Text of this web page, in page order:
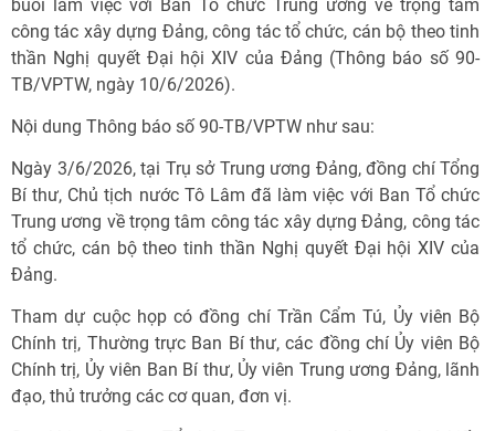
buổi làm việc với Ban Tổ chức Trung ương về trọng tâm
công tác xây dựng Đảng, công tác tổ chức, cán bộ theo tinh
thần Nghị quyết Đại hội XIV của Đảng (Thông báo số 90-
TB/VPTW, ngày 10/6/2026).
Nội dung Thông báo số 90-TB/VPTW như sau:
Ngày 3/6/2026, tại Trụ sở Trung ương Đảng, đồng chí Tổng
Bí thư, Chủ tịch nước Tô Lâm đã làm việc với Ban Tổ chức
Trung ương về trọng tâm công tác xây dựng Đảng, công tác
tổ chức, cán bộ theo tinh thần Nghị quyết Đại hội XIV của
Đảng.
Tham dự cuộc họp có đồng chí Trần Cẩm Tú, Ủy viên Bộ
Chính trị, Thường trực Ban Bí thư, các đồng chí Ủy viên Bộ
Chính trị, Ủy viên Ban Bí thư, Ủy viên Trung ương Đảng, lãnh
đạo, thủ trưởng các cơ quan, đơn vị.